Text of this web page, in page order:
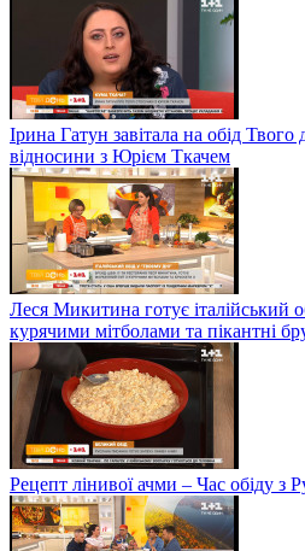
Ірина Гатун завітала на обід Твого
відносини з Юрієм Ткачем
Леся Микитина готує італійський
курячими мітболами та пікантні
Рецепт лінивої ачми – Час обіду